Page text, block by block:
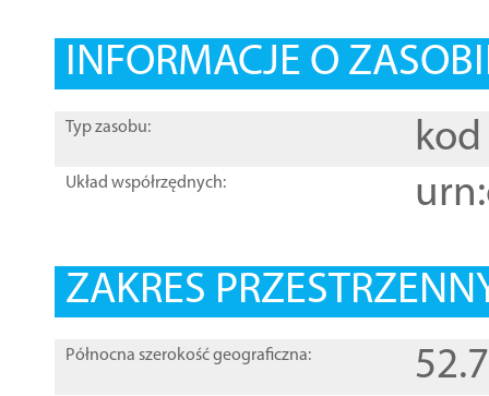
INFORMACJE O
Typ zasobu: kod
Układ współrzędnych:
ZAKRES
Północna szerokość geograficzna: